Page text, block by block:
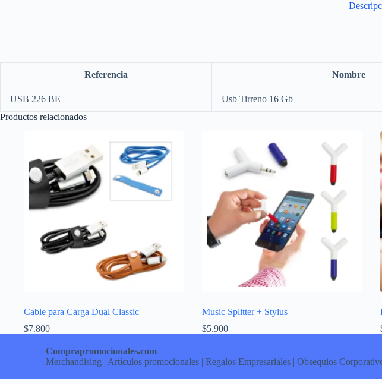
Referencia Nombre
USB 226 BE Usb Tirreno 16 Gb
Productos relacionados
Cable para Carga Dual Classic
$7.800
Music Splitter + Stylus
$5.900
Comprapromocionales.com
Merchandising | Artículos promocionales | Regalos Empresariales | Obsequios